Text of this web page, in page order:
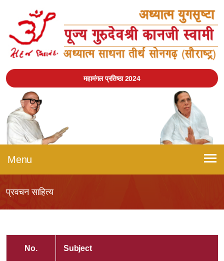
महामंगल प्रतिष्ठा 2024
Menu
प्रवचन साहित्य
No. Subject